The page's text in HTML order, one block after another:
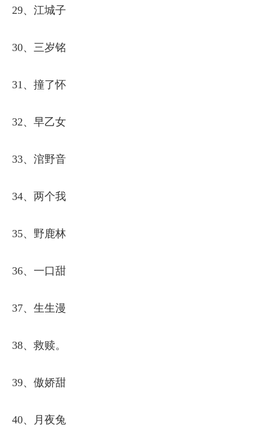
29、江城子
30、三岁铭
31、撞了怀
32、早乙女
33、涫野音
34、两个我
35、野鹿林
36、一口甜
37、生生漫
38、救赎。
39、傲娇甜
40、月夜兔